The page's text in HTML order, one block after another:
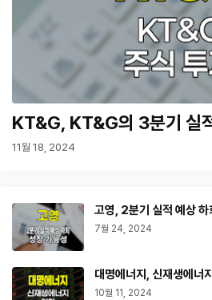
KT&G, KT&G의 3분기 실
11월 18, 2024
고영, 2분기 실적 예상 하
7월 24, 2024
대명에너지, 신재생에너
10월 11, 2024